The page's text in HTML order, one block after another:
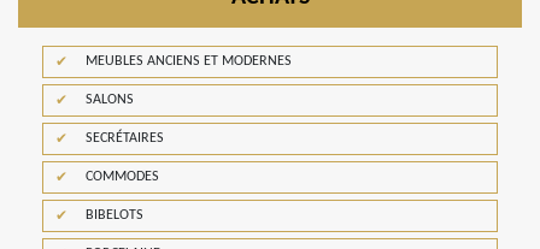
MEUBLES ANCIENS ET MODERNES
SALONS
SECRÉTAIRES
COMMODES
BIBELOTS